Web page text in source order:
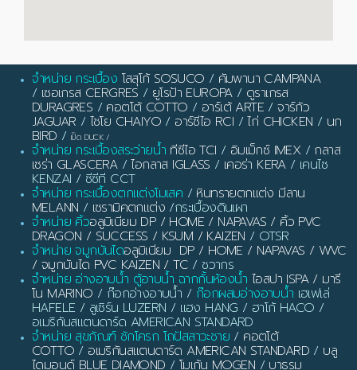
จำหน่าย กระเบื้อง โสสุโก้ SOSUCO / คัมพานา CAMPANA
/ เซอเกรส CERGRES / ยูโรป้า EUROPA/ ดูราเกรส
DURAGRES / คอตโต้ COTTO / อาร์เต้ ARTE /จาร์กัว
JAGUAR / ไชโย CHAIYO / อาร์ซีไอ RCI /ไก่ CHICKEN / นก
BIRD / เป็ด DUCK /
จำหน่าย กระเบื้องสระว่ายน้ำ ทีซีไอ TCI / อิมเม็กซ์ IMEX/ กลาส
เซร่า GLASCERA/ไอกลาส IGLASS / เคอร่า KERA/ เคนไซ
KENZAI / ซีซีที CCT
จำหน่าย กระเบื้องตกแต่งโมเสค / หินทรายตกแต่ง มีลาน
MELANN / เซรามิคตกแต่ง /กระเบื้องดินเผา
จำหน่าย คิ้วอลูมิเนียม DP / HOME / NAPAVAS / คิ้ว PVC
DRAGON / SUCCESS / KSUM / KAIZEN / OTSR
จำหน่าย จมูกบันไดอลูมิเนียม DP / HOME / NAPAVAS / WVC
/ จมูกบันได PVC KAIZEN / TC / ชวากร
จำหน่าย อ่างอาบน้ำ ตู้อาบน้ำ ฉากกั้นห้องน้ำ ไอสปา ISPA / มารี
โน MARINO / ก๊อกอ่างอาบน้ำ / ก๊อกผสมอ่างอาบน้ำ เฮเฟเล่
HAFELE / ลูเซิร์น LUZERN / แฮง HANG / ฮาโก้ HACO /
อเมริกันสแตนดาร์ด AMERICAN STANDARD
จำหน่าย สุขภัณฑ์ ชักโครก โถปัสสาวะชาย / คอตโต้
COTTO / อเมริกันสแตนดาร์ด AMERICAN STANDARD / บลู
ไดมอนด์ BLUE DIAMOND / โมเก้น MOGEN / บาธรูม